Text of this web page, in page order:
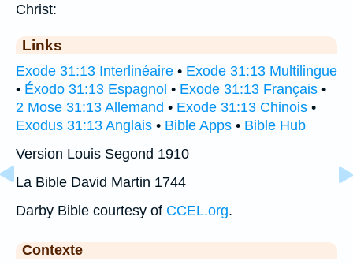
Christ:
Links
Exode 31:13 Interlinéaire • Exode 31:13 Multilingue
• Éxodo 31:13 Espagnol • Exode 31:13 Français •
2 Mose 31:13 Allemand • Exode 31:13 Chinois •
Exodus 31:13 Anglais • Bible Apps • Bible Hub
Version Louis Segond 1910
La Bible David Martin 1744
Darby Bible courtesy of CCEL.org.
Contexte